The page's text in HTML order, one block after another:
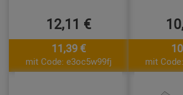
12,11 €
11,39 €
mit Code: e3oc5w99fj mit